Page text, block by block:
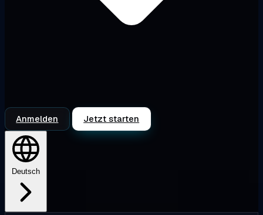
Anmelden Jetzt starten
Deutsch